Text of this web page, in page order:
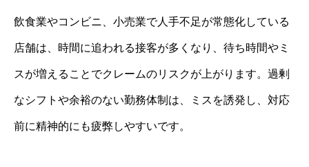
飲食業やコンビニ、小売業で人手不足が常態化している
店舗は、時間に追われる接客が多くなり、待ち時間やミ
スが増えることでクレームのリスクが上がります。過剰
なシフトや余裕のない勤務体制は、ミスを誘発し、対応
前に精神的にも疲弊しやすいです。